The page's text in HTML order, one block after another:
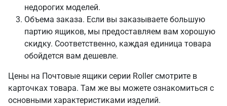
недорогих моделей.
Объема заказа. Если вы заказываете большую
партию ящиков, мы предоставляем вам хорошую
скидку. Соответственно, каждая единица товара
обойдется вам дешевле.
Цены на Почтовые ящики серии Roller смотрите в
карточках товара. Там же вы можете ознакомиться с
основными характеристиками изделий.